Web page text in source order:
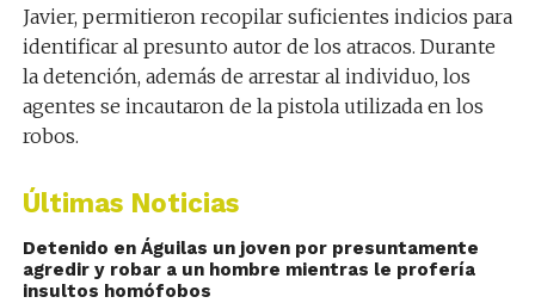
Javier, permitieron recopilar suficientes indicios para
identificar al presunto autor de los atracos. Durante
la detención, además de arrestar al individuo, los
agentes se incautaron de la pistola utilizada en los
robos.
Últimas Noticias
Detenido en Águilas un joven por presuntamente
agredir y robar a un hombre mientras le profería
insultos homófobos